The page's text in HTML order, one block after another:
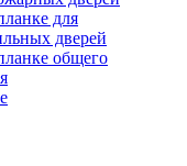
для
дверей
общего